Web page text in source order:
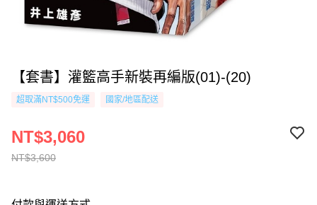
【套書】灌籃高手新裝再編版(01)-(20)
超取滿NT$500免運 國家/地區配送
NT$3,600
NT$3,060